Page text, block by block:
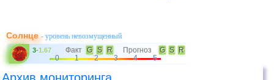
Солнце- уровень невозмущенный
3-1.67 Факт G S R Прогноз G S
R
0
1 2 3 4 5